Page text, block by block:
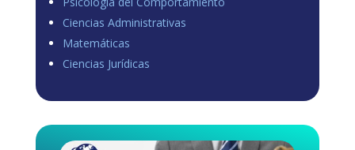
Load more
Ciencias Administrativas
Matemáticas
Ciencias Jurídicas